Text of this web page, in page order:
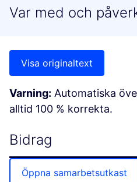
Var med och
Visa originaltext
Varning: Automatiska
alltid 100 % korrekta.
Bidrag
Öppna samarbetsutkast